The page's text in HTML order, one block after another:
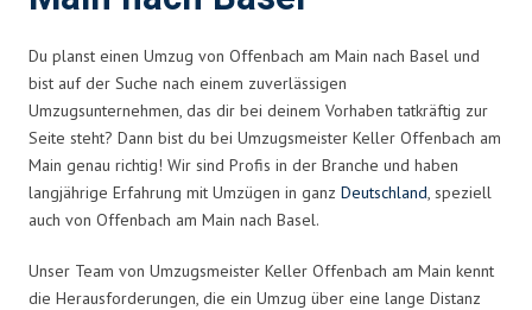
Du planst einen Umzug von Offenbach am Main nach Basel und
bist auf der Suche nach einem zuverlässigen
Umzugsunternehmen, das dir bei deinem Vorhaben tatkräftig zur
Seite steht? Dann bist du bei Umzugsmeister Keller Offenbach am
Main genau richtig! Wir sind Profis in der Branche und haben
langjährige Erfahrung mit Umzügen in ganz Deutschland, speziell
auch von Offenbach am Main nach Basel.
Unser Team von Umzugsmeister Keller Offenbach am Main kennt
die Herausforderungen, die ein Umzug über eine lange Distanz